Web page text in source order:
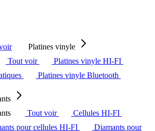
Platines vinyle
Tout voir
Platines vinyle HI-FI
Platines vinyle Bluetooth
Tout voir
Cellules HI-FI
pour cellules HI-FI
Diamants pour